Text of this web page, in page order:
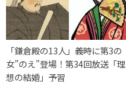
「鎌倉殿の13人」義時に第3の
女”のえ”登場！第34回放送「理
想の結婚」予習